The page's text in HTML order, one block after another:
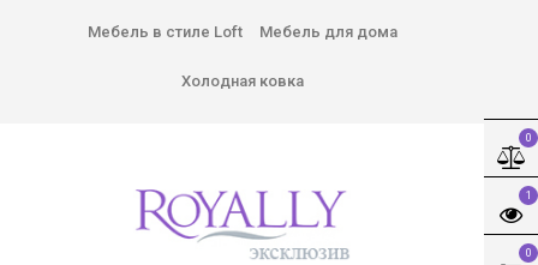
Мебель в стиле Loft Мебель для дома
Холодная ковка
0
1
0